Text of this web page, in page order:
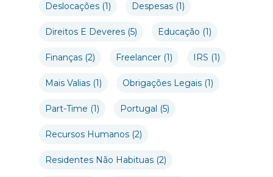
Deslocações (1) Despesas (1)
Direitos E Deveres (5) Educação (1)
Finanças (2) Freelancer (1) IRS (1)
Mais Valias (1) Obrigações Legais (1)
Part-Time (1) Portugal (5)
Recursos Humanos (2)
Residentes Não Habituas (2)